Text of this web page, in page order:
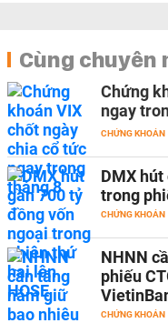
Cùng chuyên
Chứng
ngay
CHỨNG KHOÁN
DMX
trong
CHỨNG KHOÁN
NHNN
phiếu
CHỨNG KHOÁN